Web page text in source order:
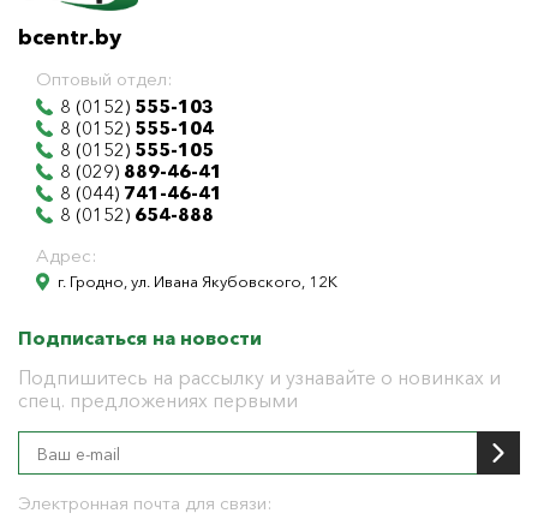
bcentr.by
Оптовый отдел:
8 (0152) 555-103
8 (0152) 555-104
8 (0152) 555-105
8 (029) 889-46-41
8 (044) 741-46-41
8 (0152) 654-888
Адрес:
г. Гродно, ул. Ивана Якубовского, 12К
Подписаться на новости
Подпишитесь на рассылку и узнавайте о новинках и
спец. предложениях первыми
Электронная почта для связи: